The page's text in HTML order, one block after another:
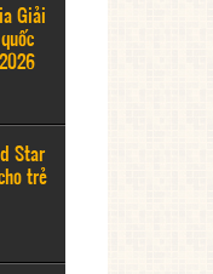
Giải
Star
trẻ